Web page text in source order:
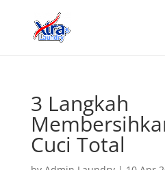
3 Langkah
Cuci Total